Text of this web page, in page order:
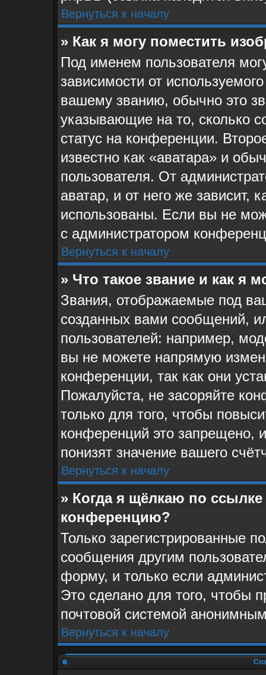
Вернуться к началу
» Как я могу поместить
Под именем пользователя
зависимости от
вашему званию, обычно это
указывающие на то, сколько
статус на конференции.
известно как «аватара» и
пользователя. От
аватар, и от него же зависит,
использованы. Если вы не
с администратором
Вернуться к началу
» Что такое звание и как я
Звания, отображаемые под
созданных вами сообщений,
пользователей: например,
вы не можете напрямую
конференции, так как они
Пожалуйста, не засоряйте
только для того, чтобы
конференций это запрещено,
понизят значение вашего
Вернуться к началу
» Когда я щёлкаю по
конференцию?
Только зарегистрированные
сообщения другим
форму, и только если
Это сделано для того, чтобы
почтовой системой
Вернуться к началу